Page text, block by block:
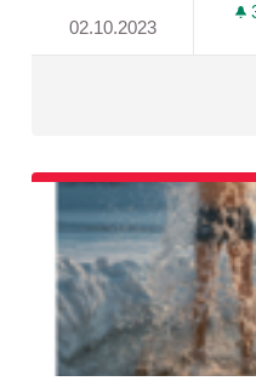
02.10.2023